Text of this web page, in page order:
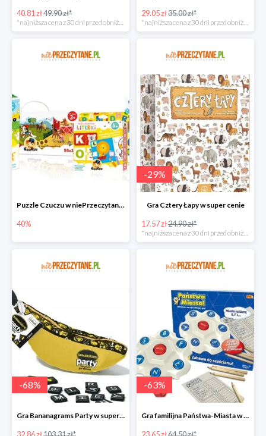
40.81 zł49.90 zł* 29.05 zł35.00 zł*
Puzzle Czuczu w niePrzeczytane.pl do -40%
40%
-29%
Gra Cztery Łapy w super cenie
17.57 zł24.90 zł*
-68%
Gra Bananagrams Party w super cenie
-63%
Gra familijna Państwa-Miasta w super cenie